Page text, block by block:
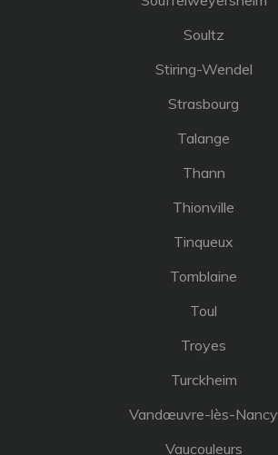
Soultz
Stiring-Wendel
Strasbourg
Talange
Thann
Thionville
Tinqueux
Tomblaine
Toul
Troyes
Turckheim
Vandœuvre-lès-Nancy
Vaucouleurs